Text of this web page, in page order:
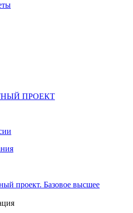
ПРОЕКТ
проект. Базовое высшее